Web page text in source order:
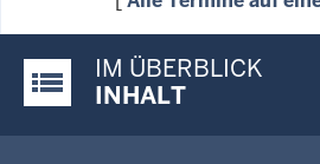
Justiz-Portal im Überblick:
IM ÜBERBLICK
INHALT